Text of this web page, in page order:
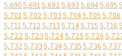
5,6905,6915,6925,6935,6945,695
5,7015,7025,7035,7045,7055,706
5,7115,7125,7135,7145,7155,716
5,7225,7235,7245,7255,726
5,7325,7335,7345,7355,7365,737